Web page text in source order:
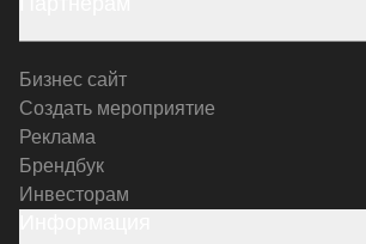
Бизнес сайт
Создать мероприятие
Реклама
Брендбук
Инвесторам